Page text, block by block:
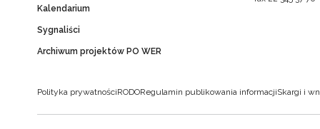
Kalendarium
Sygnaliści
Archiwum projektów PO WER
Polityka prywatnościRODORegulamin publikowania informacjiSkargi i